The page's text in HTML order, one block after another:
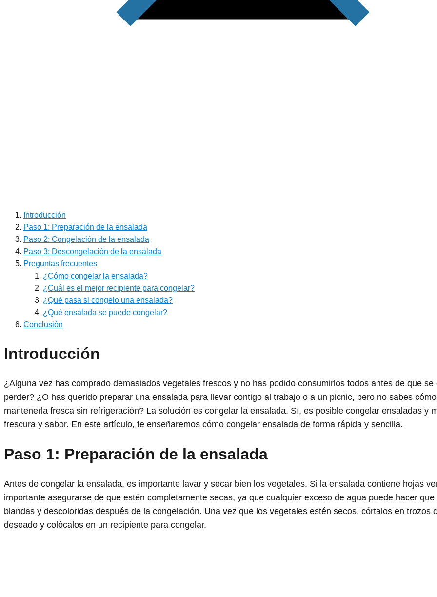
Introducción
Paso 1: Preparación de la ensalada
Paso 2: Congelación de la ensalada
Paso 3: Descongelación de la ensalada
Preguntas frecuentes
¿Cómo congelar la ensalada?
¿Cuál es el mejor recipiente para congelar?
¿Qué pasa si congelo una ensalada?
¿Qué ensalada se puede congelar?
Conclusión
Introducción
¿Alguna vez has comprado demasiados vegetales frescos y no has podido consumirlos todos antes de que se
perder? ¿O has querido preparar una ensalada para llevar contigo al trabajo o a un picnic, pero no sabes cómo
mantenerla fresca sin refrigeración? La solución es congelar la ensalada. Sí, es posible congelar ensaladas y
frescura y sabor. En este artículo, te enseñaremos cómo congelar ensalada de forma rápida y sencilla.
Paso 1: Preparación de la ensalada
Antes de congelar la ensalada, es importante lavar y secar bien los vegetales. Si la ensalada contiene hojas
importante asegurarse de que estén completamente secas, ya que cualquier exceso de agua puede hacer
blandas y descoloridas después de la congelación. Una vez que los vegetales estén secos, córtalos en trozos
deseado y colócalos en un recipiente para congelar.